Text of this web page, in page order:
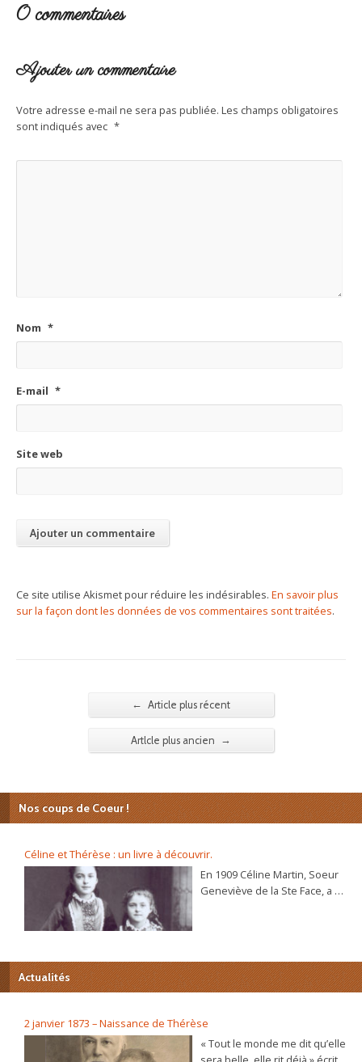
0 commentaires
Ajouter un commentaire
Votre adresse e-mail ne sera pas publiée. Les champs obligatoires
sont indiqués avec *
Nom *
E-mail *
Site web
Ce site utilise Akismet pour réduire les indésirables. En savoir plus
sur la façon dont les données de vos commentaires sont traitées.
← Article plus récent
Artlcle plus ancien →
Nos coups de Coeur !
Céline et Thérèse : un livre à découvrir.
En 1909 Céline Martin, Soeur
Geneviève de la Ste Face, a 40
béatification va s’ouvrir
bientôt. C’est alors que la
demande d’écrire sa propre
autobiographie. Dans ce récit
plein de vie et d’humour elle
Actualités
2 janvier 1873 – Naissance de Thérèse
« Tout le monde me dit qu’elle